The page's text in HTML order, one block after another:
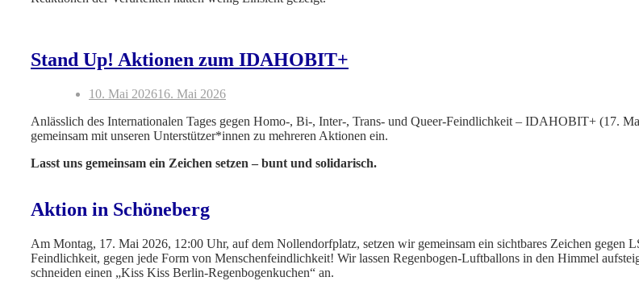
Stand Up! Aktionen zum IDAHOBIT+
10. Mai 202616. Mai 2026
Anlässlich des Internationalen Tages gegen Homo-, Bi-, Inter-, Trans- und Queer-Feindlichkeit – IDAHOBIT+ (17.
gemeinsam mit unseren Unterstützer*innen zu mehreren Aktionen ein.
Lasst uns gemeinsam ein Zeichen setzen – bunt und solidarisch.
Aktion in Schöneberg
Am Montag, 17. Mai 2026, 12:00 Uhr, auf dem Nollendorfplatz, setzen wir gemeinsam ein sichtbares Zeichen gegen
Feindlichkeit, gegen jede Form von Menschenfeindlichkeit! Wir lassen Regenbogen-Luftballons in den Himmel
schneiden einen „Kiss Kiss Berlin-Regenbogenkuchen“ an.